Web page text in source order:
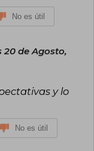
No es útil
20 de Agosto,
y lo
No es útil